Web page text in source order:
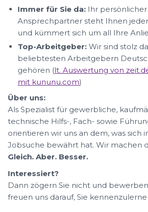
Immer für Sie da: Ihr persönlicher
Ansprechpartner steht Ihnen
und kümmert sich um all Ihre
Top-Arbeitgeber: Wir sind stolz
beliebtesten Arbeitgebern
gehören (lt. Auswertung von
mit kununu.com)
Über uns:
Als Spezialist für gewerbliche,
technische Hilfs-, Fach- sowie
orientieren wir uns an dem, was sich
Jobsuche bewährt hat. Wir machen
Gleich. Aber. Besser.
Interessiert?
Dann zögern Sie nicht und
freuen uns darauf, Sie